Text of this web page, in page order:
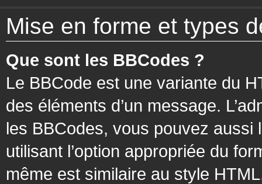
Mise en forme et types
Que sont les BBCodes ?
Le BBCode est une variante du
des éléments d’un message.
les BBCodes, vous pouvez
utilisant l’option appropriée du
même est similaire au style